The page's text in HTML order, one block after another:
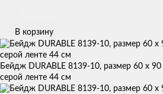
В корзину
Бейдж DURABLE 8139-10, размер 60 х
серой ленте 44 см